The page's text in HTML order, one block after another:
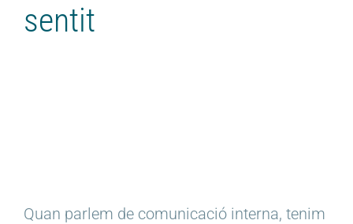
sentit
Quan parlem de comunicació interna, tenim